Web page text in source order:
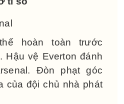
hoàn toàn trước
Hậu vệ Everton đánh
Đòn phạt góc
của đội chủ nhà phát